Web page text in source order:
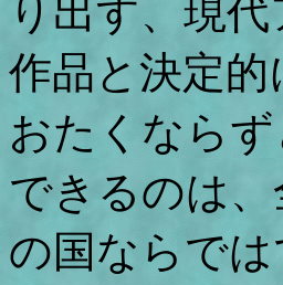
り出す、現
作品と決定
おたくなら
できるのは
の国ならで